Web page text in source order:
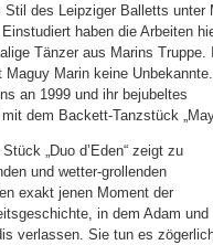
Stil des Leipziger Balletts unter
haben die Arbeiten
Tänzer aus Marins Truppe.
Maguy Marin keine
an 1999 und ihr bejubeltes
dem Backett-Tanzstück
„Duo d’Eden“ zeigt zu
und wetter-grollenden
exakt jenen Moment der
in dem Adam und
verlassen. Sie tun es